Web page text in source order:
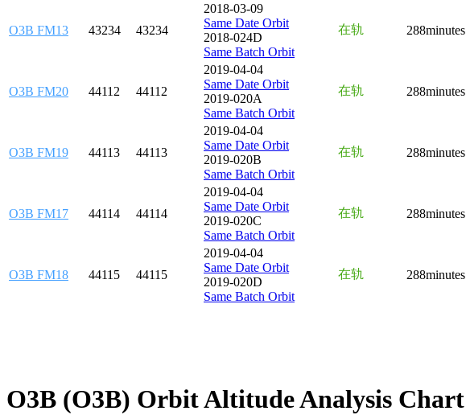
O3B FM13 43234 43234
2018-03-09
Same Date Orbit
2018-024D
Same Batch Orbit
在轨 288minutes
O3B FM20 44112 44112
2019-04-04
Same Date Orbit
2019-020A
Same Batch Orbit
在轨 288minutes
O3B FM19 44113 44113
2019-04-04
Same Date Orbit
2019-020B
Same Batch Orbit
在轨 288minutes
O3B FM17 44114 44114
2019-04-04
Same Date Orbit
2019-020C
Same Batch Orbit
在轨 288minutes
O3B FM18 44115 44115
2019-04-04
Same Date Orbit
2019-020D
Same Batch Orbit
在轨 288minutes
O3B (O3B) Orbit Altitude Analysis Chart